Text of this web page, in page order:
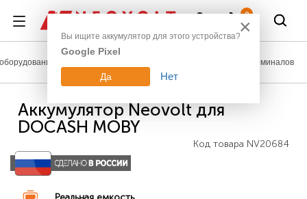
0
Аккумуляторы для сканеров штрих-кодов и терминалов
Аккумулятор Neovolt для
DOCASH MOBY
Код товара NV20684
×
Вы ищите аккумулятор для этого устройства?
Google Pixel
Да Нет